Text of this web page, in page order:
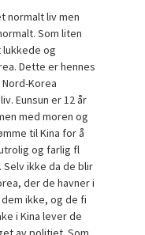
normalt liv men
Som liten
og
Dette er hennes
Korea
Eunsun er 12 år
med moren og
til Kina for å
og farlig fl
ikke da de blir
der de havner i
ikke, og de fi
i Kina lever de